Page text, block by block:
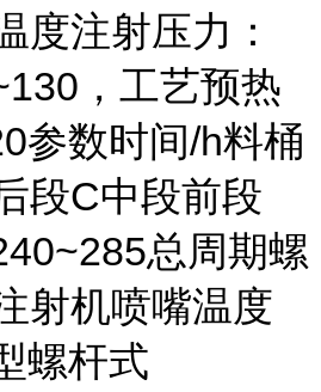
射压力：
，工艺预热
参数时间/h料桶
C中段前段
总周期螺
射机喷嘴温度
螺杆式